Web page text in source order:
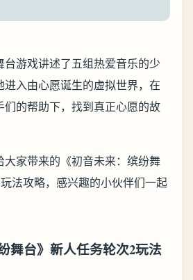
台游戏讲述了五组热爱音乐的少
进入由心愿诞生的虚拟世界，在
们的帮助下，找到真正心愿的故
大家带来的《初音未来：缤纷舞
法攻略，感兴趣的小伙伴们一起
舞台》新人任务轮次2玩法